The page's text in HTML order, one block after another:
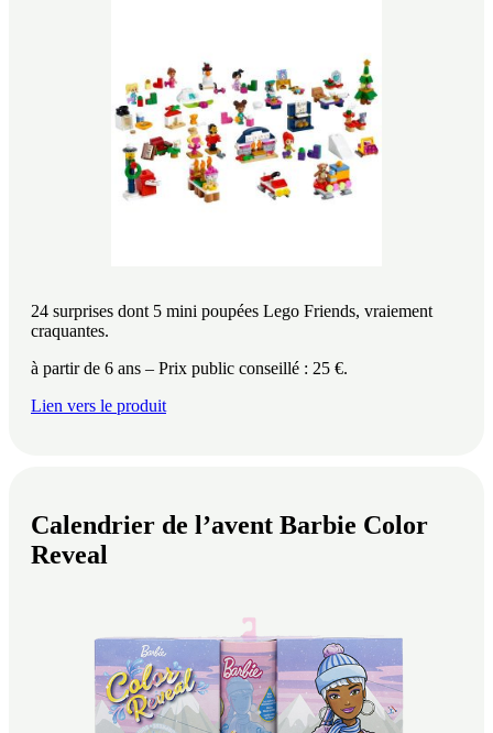
24 surprises dont 5 mini poupées Lego Friends, vraiement
craquantes.
à partir de 6 ans – Prix public conseillé : 25 €.
Lien vers le produit
Calendrier de l’avent Barbie Color
Reveal